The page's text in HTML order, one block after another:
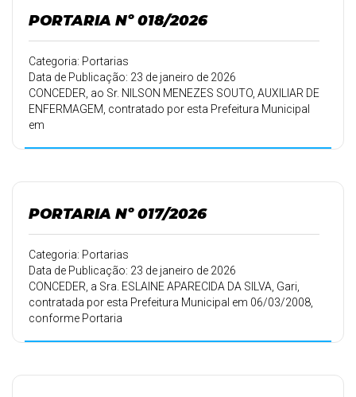
PORTARIA Nº 018/2026
Categoria: Portarias
Data de Publicação: 23 de janeiro de 2026
CONCEDER, ao Sr. NILSON MENEZES SOUTO, AUXILIAR DE
ENFERMAGEM, contratado por esta Prefeitura Municipal
em
PORTARIA Nº 017/2026
Categoria: Portarias
Data de Publicação: 23 de janeiro de 2026
CONCEDER, a Sra. ESLAINE APARECIDA DA SILVA, Gari,
contratada por esta Prefeitura Municipal em 06/03/2008,
conforme Portaria